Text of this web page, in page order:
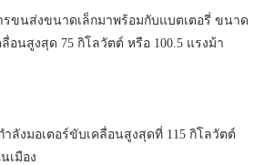
รขนส่งขนาดเล็กมาพร้อมกับแบตเตอรี่ ขนาด
อนสูงสุด 75 กิโลวัตต์ หรือ 100.5 แรงม้า
ลังมอเตอร์ขับเคลื่อนสูงสุดที่ 115 กิโลวัตต์
เมือง